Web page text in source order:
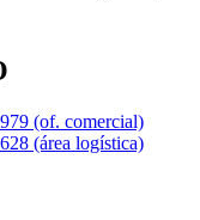
(of. comercial)
(área logística)